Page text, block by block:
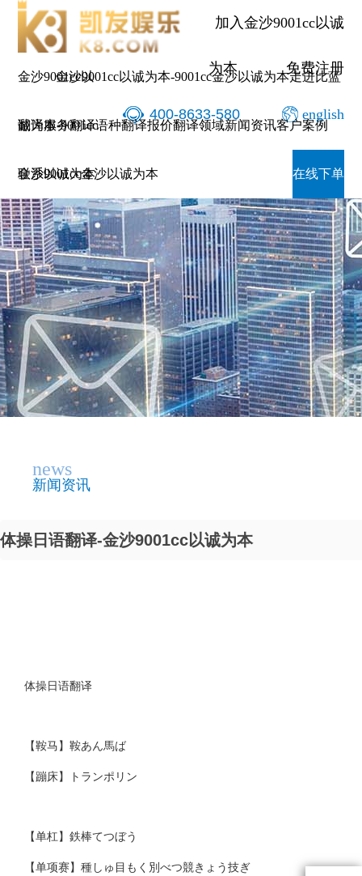
加入金沙9001cc以诚
为本 免费注册
400-8633-580 english
金沙9001cc以
诚为本-9001cc
金沙以诚为本
金沙9001cc以诚为本-9001cc金沙以诚为本走进比蓝
翻译服务翻译语种翻译报价翻译领域新闻资讯客户案例
联系9001cc金沙以诚为本 在线下单
news
新闻资讯
体操日语翻译-金沙9001cc以诚为本
体操日语翻译
【鞍马】鞍あん馬ば
【蹦床】トランポリン
【单杠】鉄棒てつぼう
【单项赛】種しゅ目もく別べつ競きょう技ぎ